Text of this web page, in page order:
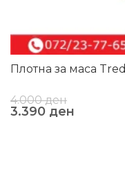
Плотна за маса
4.000ден
3.390 ден